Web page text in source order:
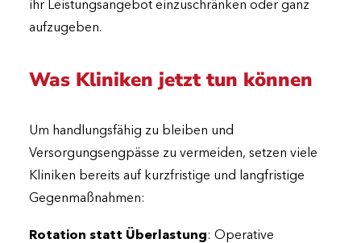
ihr Leistungsangebot einzuschränken oder ganz
aufzugeben.
Was Kliniken jetzt tun können
Um handlungsfähig zu bleiben und
Versorgungsengpässe zu vermeiden, setzen viele
Kliniken bereits auf kurzfristige und langfristige
Gegenmaßnahmen:
Rotation statt Überlastung: Operative